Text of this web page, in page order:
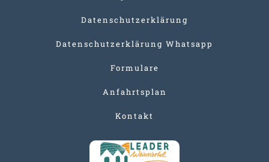
Datenschutzerklärung
Datenschutzerklärung Whatsapp
Formulare
Anfahrtsplan
Kontakt